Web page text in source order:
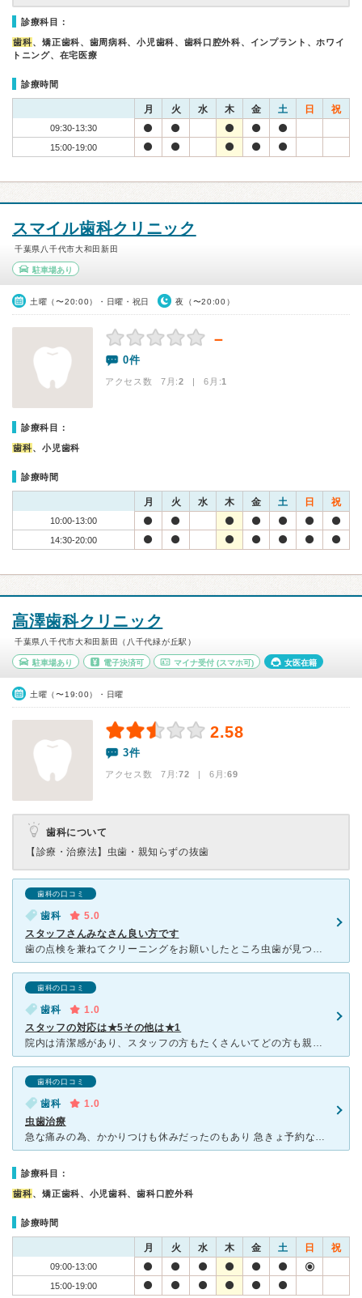
診療科目：
歯科、矯正歯科、歯周病科、小児歯科、歯科口腔外科、インプラント、ホワイ
トニング、在宅医療
診療時間
月 火 水 木 金 土 日 祝
09:30-13:30
15:00-19:00
スマイル歯科クリニック
千葉県八千代市大和田新田
駐車場あり
土曜（〜20:00）・日曜・祝日 夜（〜20:00）
－
0件
アクセス数 7月:2 | 6月:1
診療科目：
歯科、小児歯科
診療時間
月 火 水 木 金 土 日 祝
10:00-13:00
14:30-20:00
高澤歯科クリニック
千葉県八千代市大和田新田（八千代緑が丘駅）
駐車場あり 電子決済可 マイナ受付 (スマホ可) 女医在籍
土曜（〜19:00）・日曜
2.58
3件
アクセス数 7月:72 | 6月:69
歯科について
【診療・治療法】 虫歯・親知らずの抜歯
歯科の口コミ
歯科
5.0
スタッフさんみなさん良い方です
歯の点検を兼ねてクリーニングをお願いしたところ虫歯が見つかりました。 先生の説明もとてもわかりやすかったですし、衛生士さんもとても親切な方です。 病院に入ってすぐ受付の方の対応がとっても良く一瞬で
歯科の口コミ
歯科
1.0
スタッフの対応は★5その他は★1
院内は清潔感があり、スタッフの方もたくさんいてどの方も親切で明るい方ばかりでした。 ただ、その他は★1です。 ・混んでいるため待ち時間が長い。 ・初診にも関わらず説明も大してせず削るしかない、の
歯科の口コミ
歯科
1.0
虫歯治療
急な痛みの為、かかりつけも休みだったのもあり 急きょ予約なしでしたが受診しました。 お友達が通院されていて評判も良かった為選びました。 受付～助手の方、スタッフ全ての方が感じ良かったです。
診療科目：
歯科、矯正歯科、小児歯科、歯科口腔外科
診療時間
月 火 水 木 金 土 日 祝
09:00-13:00
15:00-19:00